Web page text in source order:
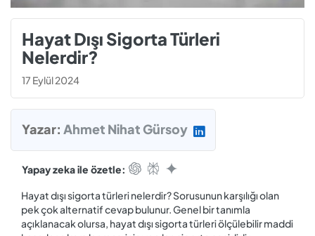
Hayat Dışı Sigorta Türleri
Nelerdir?
17 Eylül 2024
Yazar: Ahmet Nihat Gürsoy
Yapay zeka ile özetle:
Hayat dışı sigorta türleri nelerdir? Sorusunun karşılığı olan
pek çok alternatif cevap bulunur. Genel bir tanımla
açıklanacak olursa, hayat dışı sigorta türleri ölçülebilir maddi